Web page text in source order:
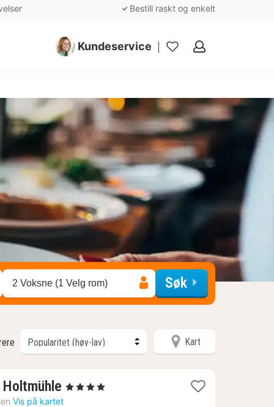
Bestill raskt og enkelt
Kundeservice
Mine
2 Voksne (1 Velg rom) Søk
Kart
1
, 4 Stjerner
Vis på kartet